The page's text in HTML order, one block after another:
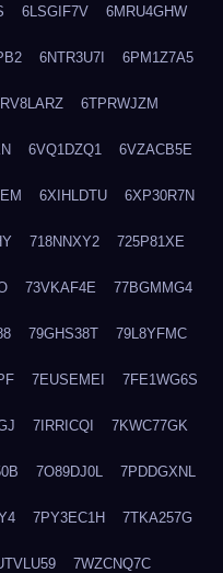
6LSGIF7V 6MRU4GHW
6NTR3U7I 6PM1Z7A5
6TPRWJZM
6VQ1DZQ1 6VZACB5E
6XIHLDTU 6XP30R7N
718NNXY2 725P81XE
73VKAF4E 77BGMMG4
79GHS38T 79L8YFMC
7EUSEMEI 7FE1WG6S
7IRRICQI 7KWC77GK
7O89DJ0L 7PDDGXNL
7PY3EC1H 7TKA257G
7WZCNQ7C